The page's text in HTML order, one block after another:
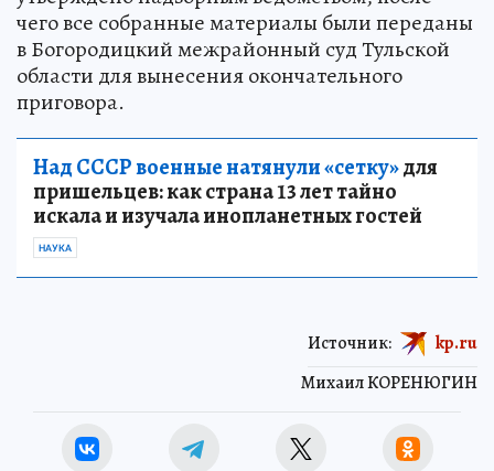
чего все собранные материалы были переданы
в Богородицкий межрайонный суд Тульской
области для вынесения окончательного
приговора.
Над СССР военные натянули «сетку»для
пришельцев: как страна 13 лет тайно
искала и изучала инопланетных гостей
НАУКА
Михаил КОРЕНЮГИН
Источник: kp.ru